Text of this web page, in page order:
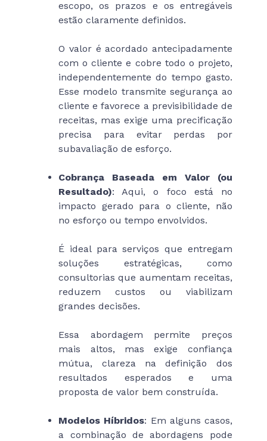
escopo, os prazos e os entregáveis
estão claramente definidos.
O valor é acordado antecipadamente
com o cliente e cobre todo o projeto,
independentemente do tempo gasto.
Esse modelo transmite segurança ao
cliente e favorece a previsibilidade de
receitas, mas exige uma precificação
precisa para evitar perdas por
subavaliação de esforço.
Cobrança Baseada em Valor (ou
Resultado): Aqui, o foco está no
impacto gerado para o cliente, não
no esforço ou tempo envolvidos.
É ideal para serviços que entregam
soluções estratégicas, como
consultorias que aumentam receitas,
reduzem custos ou viabilizam
grandes decisões.
Essa abordagem permite preços
mais altos, mas exige confiança
mútua, clareza na definição dos
resultados esperados e uma
proposta de valor bem construída.
Modelos Híbridos: Em alguns casos,
a combinação de abordagens pode